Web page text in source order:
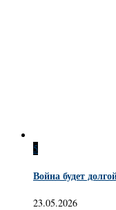
5
Война будет
23.05.2026